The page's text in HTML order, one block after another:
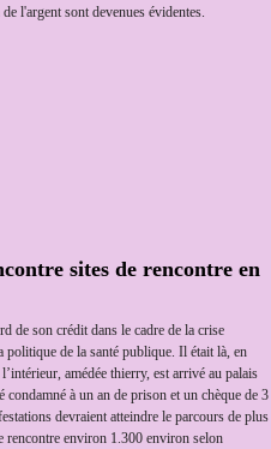
l'argent sont devenues évidentes.
sites de rencontre en
de son crédit dans le cadre de la crise
politique de la santé publique. Il était là, en
amédée thierry, est arrivé au palais
condamné à un an de prison et un chèque de 3
devraient atteindre le parcours de plus
rencontre environ 1.300 environ selon